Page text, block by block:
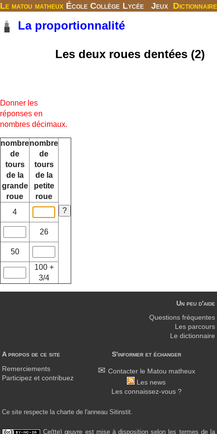
Le matou matheux École Collège Lycée Jeux Dictionnaire
La proportionnalité
Les deux roues dentées (2)
Donner les
réponses en
nombres décimaux.
nombre
de
tours
de la
grande
roue
nombre
de
tours
de la
petite
roue
4
26
50
100 +
3/4
A propos de ce site
Remerciements
Participez et contribuez
S'informer et échanger
Contacter le Matou matheux
Les news
Les connaissez-vous ?
Un peu d'aide
Questions fréquentes
Les parcours
Le dictionnaire
Ce site respecte la charte de l'anneau Sitinstit.
Ce(tte) œuvre est mise à disposition selon les termes de la